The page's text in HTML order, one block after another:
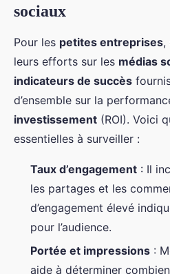
sociaux
Pour les petites entreprises,
leurs efforts sur les médias
indicateurs de succès
d’ensemble sur la
investissement (ROI). Voici
essentielles à surveiller :
Taux d’engagement : Il
les partages et les
d’engagement élevé
pour l’audience.
Portée et impressions :
aide à déterminer